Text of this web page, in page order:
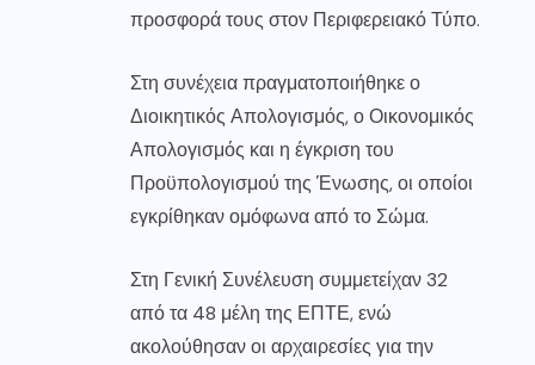
προσφορά τους στον Περιφερειακό Τύπο.
Στη συνέχεια πραγματοποιήθηκε ο
Διοικητικός Απολογισμός, ο Οικονομικός
Απολογισμός και η έγκριση του
Προϋπολογισμού της Ένωσης, οι οποίοι
εγκρίθηκαν ομόφωνα από το Σώμα.
Στη Γενική Συνέλευση συμμετείχαν 32
από τα 48 μέλη της ΕΠΤΕ, ενώ
ακολούθησαν οι αρχαιρεσίες για την